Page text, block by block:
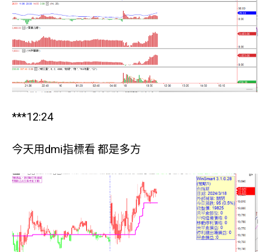
***12:24
今天用dmi指標看 都是多方